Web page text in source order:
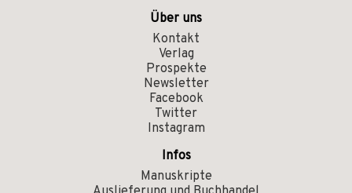
Über uns
Kontakt
Verlag
Prospekte
Newsletter
Facebook
Twitter
Instagram
Infos
Manuskripte